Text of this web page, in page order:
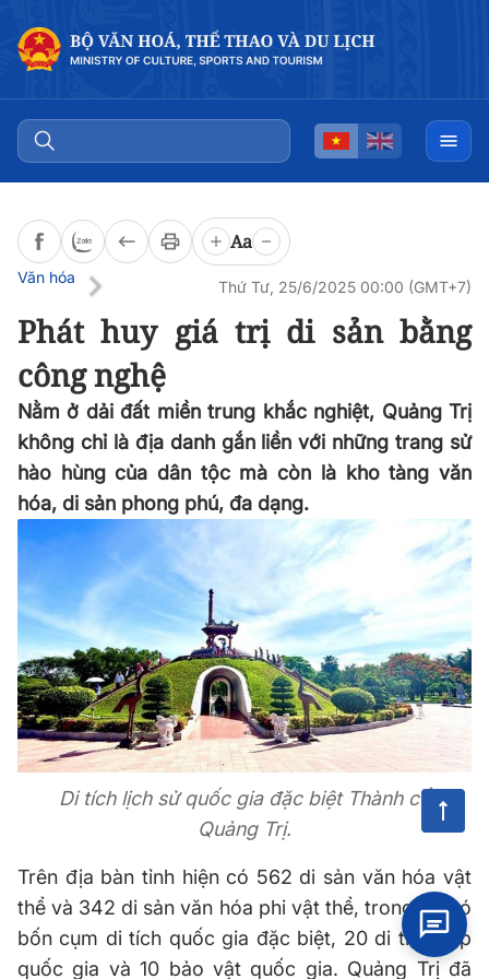
Aa
Văn hóa
Thứ Tư, 25/6/2025 00:00 (GMT+7)
Phát huy giá trị di sản bằng
công nghệ
Nằm ở dải đất miền trung khắc nghiệt, Quảng Trị
không chỉ là địa danh gắn liền với những trang sử
hào hùng của dân tộc mà còn là kho tàng văn
hóa, di sản phong phú, đa dạng.
Di tích lịch sử quốc gia đặc biệt Thành cổ
Quảng Trị.
Trên địa bàn tỉnh hiện có 562 di sản văn hóa vật
thể và 342 di sản văn hóa phi vật thể, trong đó có
bốn cụm di tích quốc gia đặc biệt, 20 di tích cấp
quốc gia và 10 bảo vật quốc gia. Quảng Trị đã
Đọc bài